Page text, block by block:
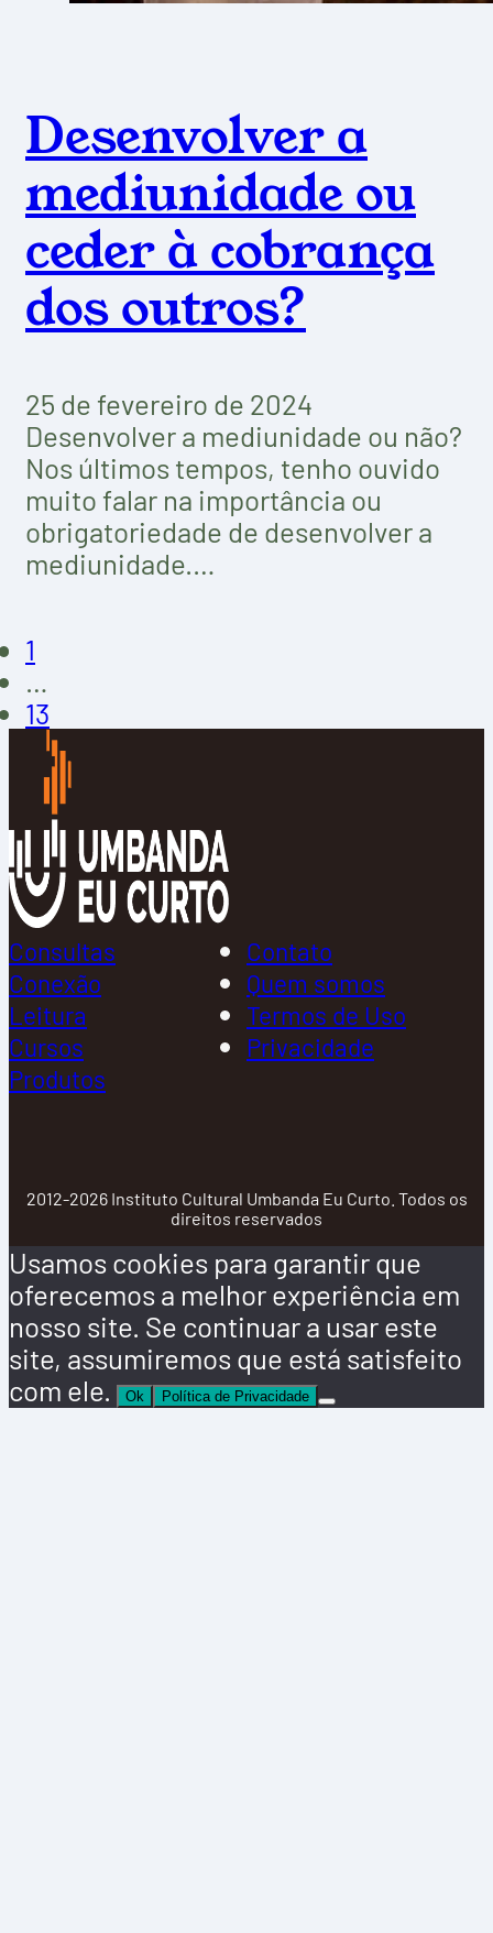
Desenvolver a
mediunidade ou
ceder à cobrança
dos outros?
25 de fevereiro de 2024
Desenvolver a mediunidade ou não?
Nos últimos tempos, tenho ouvido
muito falar na importância ou
obrigatoriedade de desenvolver a
mediunidade.…
1
…
13
Consultas
Conexão
Leitura
Cursos
Produtos
Contato
Quem somos
Termos de Uso
Privacidade
2012-2026 Instituto Cultural Umbanda Eu Curto. Todos os
direitos reservados
Usamos cookies para garantir que
oferecemos a melhor experiência em
nosso site. Se continuar a usar este
site, assumiremos que está satisfeito
com ele.
Ok Política de Privacidade